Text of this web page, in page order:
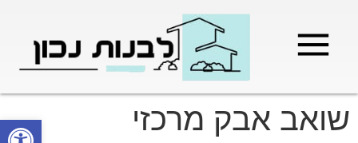
פתח שואב אבק מרכזי